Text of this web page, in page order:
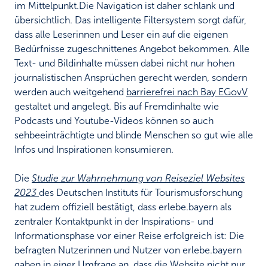
im Mittelpunkt.Die Navigation ist daher schlank und
übersichtlich. Das intelligente Filtersystem sorgt dafür,
dass alle Leserinnen und Leser ein auf die eigenen
Bedürfnisse zugeschnittenes Angebot bekommen. Alle
Text- und Bildinhalte müssen dabei nicht nur hohen
journalistischen Ansprüchen gerecht werden, sondern
werden auch weitgehend barrierefrei nach Bay EGovV
gestaltet und angelegt. Bis auf Fremdinhalte wie
Podcasts und Youtube-Videos können so auch
sehbeeinträchtigte und blinde Menschen so gut wie alle
Infos und Inspirationen konsumieren.
Die Studie zur Wahrnehmung von Reiseziel Websites
2023 des Deutschen Instituts für Tourismusforschung
hat zudem offiziell bestätigt, dass erlebe.bayern als
zentraler Kontaktpunkt in der Inspirations- und
Informationsphase vor einer Reise erfolgreich ist: Die
befragten Nutzerinnen und Nutzer von erlebe.bayern